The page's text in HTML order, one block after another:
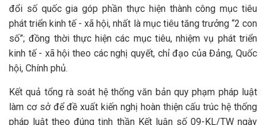
đổi số quốc gia góp phần thực hiện thành công mục tiêu
phát triển kinh tế - xã hội, nhất là mục tiêu tăng trưởng “2 con
số”; đồng thời thực hiện các mục tiêu, nhiệm vụ phát triển
kinh tế - xã hội theo các nghị quyết, chỉ đạo của Đảng, Quốc
hội, Chính phủ.
Kết quả tổng rà soát hệ thống văn bản quy phạm pháp luật
làm cơ sở để đề xuất kiến nghị hoàn thiện cấu trúc hệ thống
pháp luật theo đúng tinh thần Kết luận số 09-KL/TW ngày